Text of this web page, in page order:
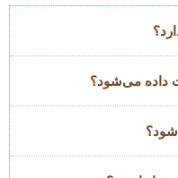
داده می‌شود؟